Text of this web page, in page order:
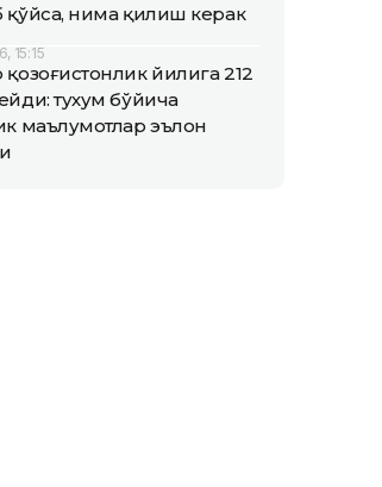
қўйса, нима қилиш керак
15:15
йилига 212
тухум бўйича
маълумотлар эълон